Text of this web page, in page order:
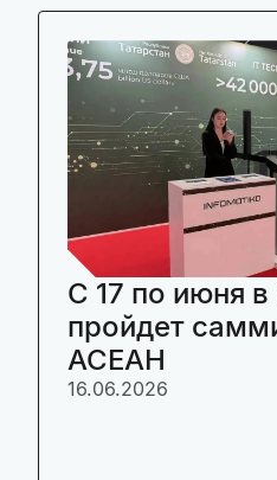
C 17 по июня
пройдет
АСЕАН
16.06.2026